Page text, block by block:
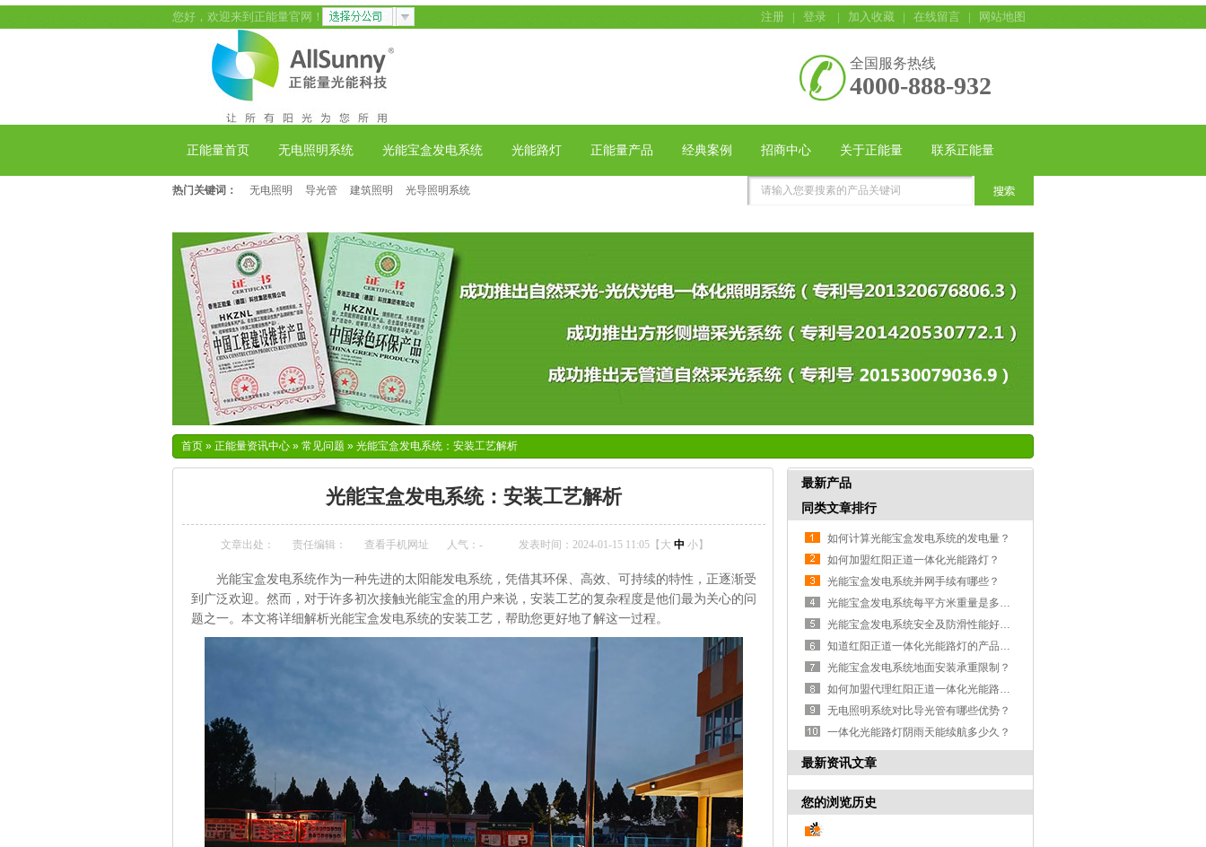
注册 | 登录 | 加入收藏 | 在线留言 | 网站地图
您好，欢迎来到正能量官网！
全国服务热线
4000-888-932
正能量首页 无电照明系统 光能宝盒发电系统 光能路灯 正能量产品 经典案例 招商中心 关于正能量 联系正能量
热门关键词： 无电照明 导光管 建筑照明 光导照明系统
首页 » 正能量资讯中心 » 常见问题 » 光能宝盒发电系统：安装工艺解析
光能宝盒发电系统：安装工艺解析
文章出处： 责任编辑： 查看手机网址 人气： - 发表时间：2024-01-15 11:05【 大 中 小】
光能宝盒发电系统作为一种先进的太阳能发电系统，凭借其环保、高效、可持续的特性，正逐渐受
到广泛欢迎。然而，对于许多初次接触光能宝盒的用户来说，安装工艺的复杂程度是他们最为关心的问
题之一。本文将详细解析光能宝盒发电系统的安装工艺，帮助您更好地了解这一过程。
最新产品
同类文章排行
如何计算光能宝盒发电系统的发电量？
如何加盟红阳正道一体化光能路灯？
光能宝盒发电系统并网手续有哪些？
光能宝盒发电系统每平方米重量是多少？
光能宝盒发电系统安全及防滑性能好吗？
知道红阳正道一体化光能路灯的产品规格有哪些吗？
光能宝盒发电系统地面安装承重限制？
如何加盟代理红阳正道一体化光能路灯？
无电照明系统对比导光管有哪些优势？
一体化光能路灯阴雨天能续航多少久？
最新资讯文章
您的浏览历史